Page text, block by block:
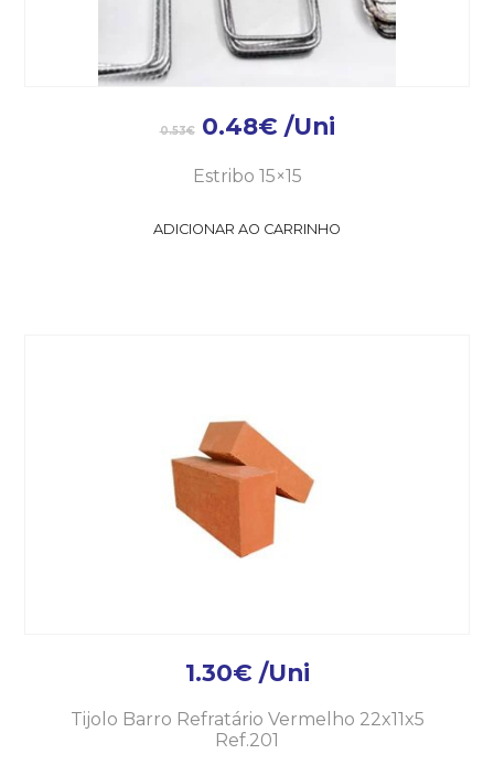
0.53€ 0.48€ /Uni
Estribo 15×15
ADICIONAR AO CARRINHO
1.30€ /Uni
Tijolo Barro Refratário Vermelho 22x11x5
Ref.201